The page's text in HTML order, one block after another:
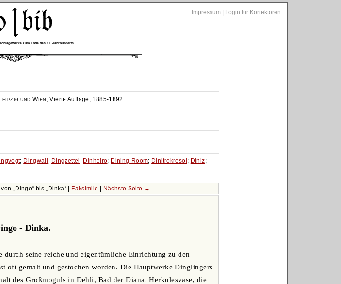
Impressum Login für Korrektoren
zum Ende des 19. Jahrhunderts
und Wien ,Vierte Auflage, 1885-1892
; Dingwall; Dingzettel ; Dinheiro; Dining-Room; Dinitrokresol; Diniz;
Dingo bis Dinka Faksimile Nächste Seite →
- Dinka.
seine reiche und eigentümliche Einrichtung zu den
oft gemalt und gestochen worden. Die Hauptwerke Dinglingers
des Großmoguls in Dehli, Bad der Diana, Herkulesvase, die